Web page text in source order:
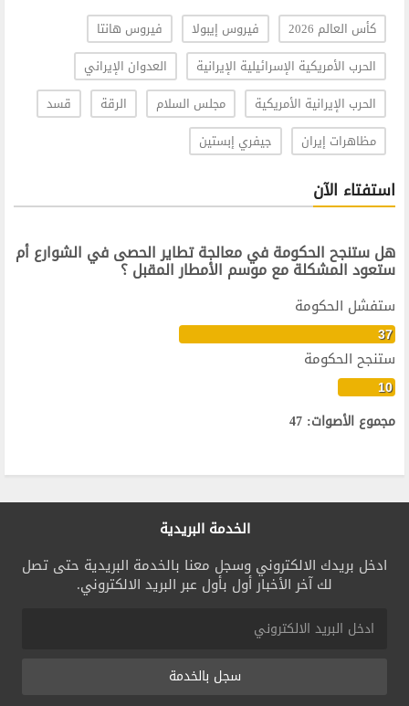
كأس العالم 2026 فيروس إيبولا
فيروس هانتا
الحرب الأمريكية الإسرائيلية الإيرانية
العدوان الإيراني
الحرب الإيرانية الأمريكية
مجلس السلام الرقة
قسد
مظاهرات إيران
جيفري إبستين
استفتاء الآن
هل ستنجح الحكومة في معالجة تطاير الحصى في الشوارع أم
ستعود المشكلة مع موسم الأمطار المقبل ؟
ستفشل الحكومة
37
ستنجح الحكومة
10
مجموع الأصوات: 47
الخدمة البريدية
ادخل بريدك الالكتروني وسجل معنا بالخدمة البريدية حتى تصل
لك آخر الأخبار أول بأول عبر البريد الالكتروني.
سجل بالخدمة